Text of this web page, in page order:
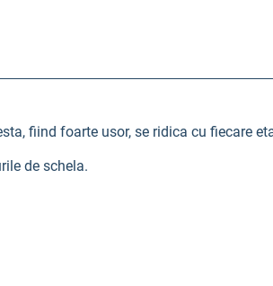
fiind foarte usor, se ridica cu fiecare
de schela.